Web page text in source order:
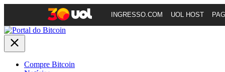
INGRESSO.COM UOL HOST
Compre Bitcoin